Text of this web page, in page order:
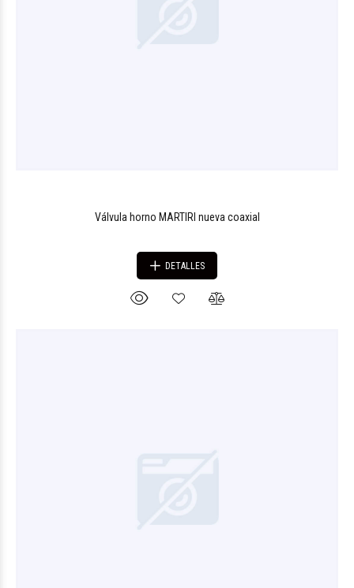
Válvula horno MARTIRI nueva coaxial
DETALLES